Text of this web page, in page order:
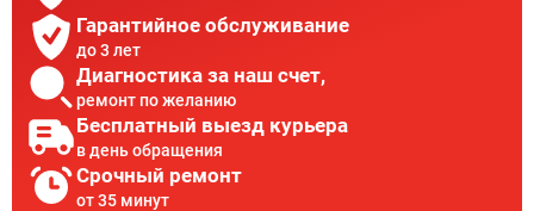
Гарантийное обслуживание
до 3 лет
Диагностика за наш счет,
ремонт по желанию
Бесплатный выезд курьера
в день обращения
Срочный ремонт
от 35 минут